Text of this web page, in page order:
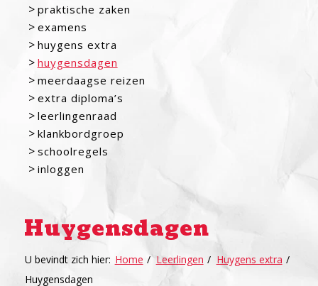
praktische zaken
examens
huygens extra
huygensdagen
meerdaagse reizen
extra diploma’s
leerlingenraad
klankbordgroep
schoolregels
inloggen
Huygensdagen
U bevindt zich hier: Home / Leerlingen / Huygens extra /
Huygensdagen